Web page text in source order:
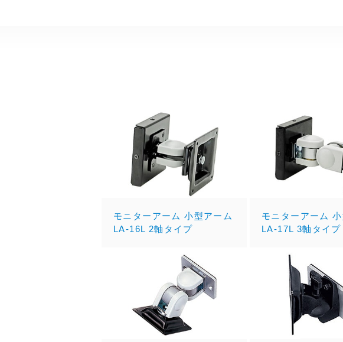
モニターアーム 小型アーム
LA-16L 2軸タイプ
モニターアーム
LA-17L 3軸タイプ